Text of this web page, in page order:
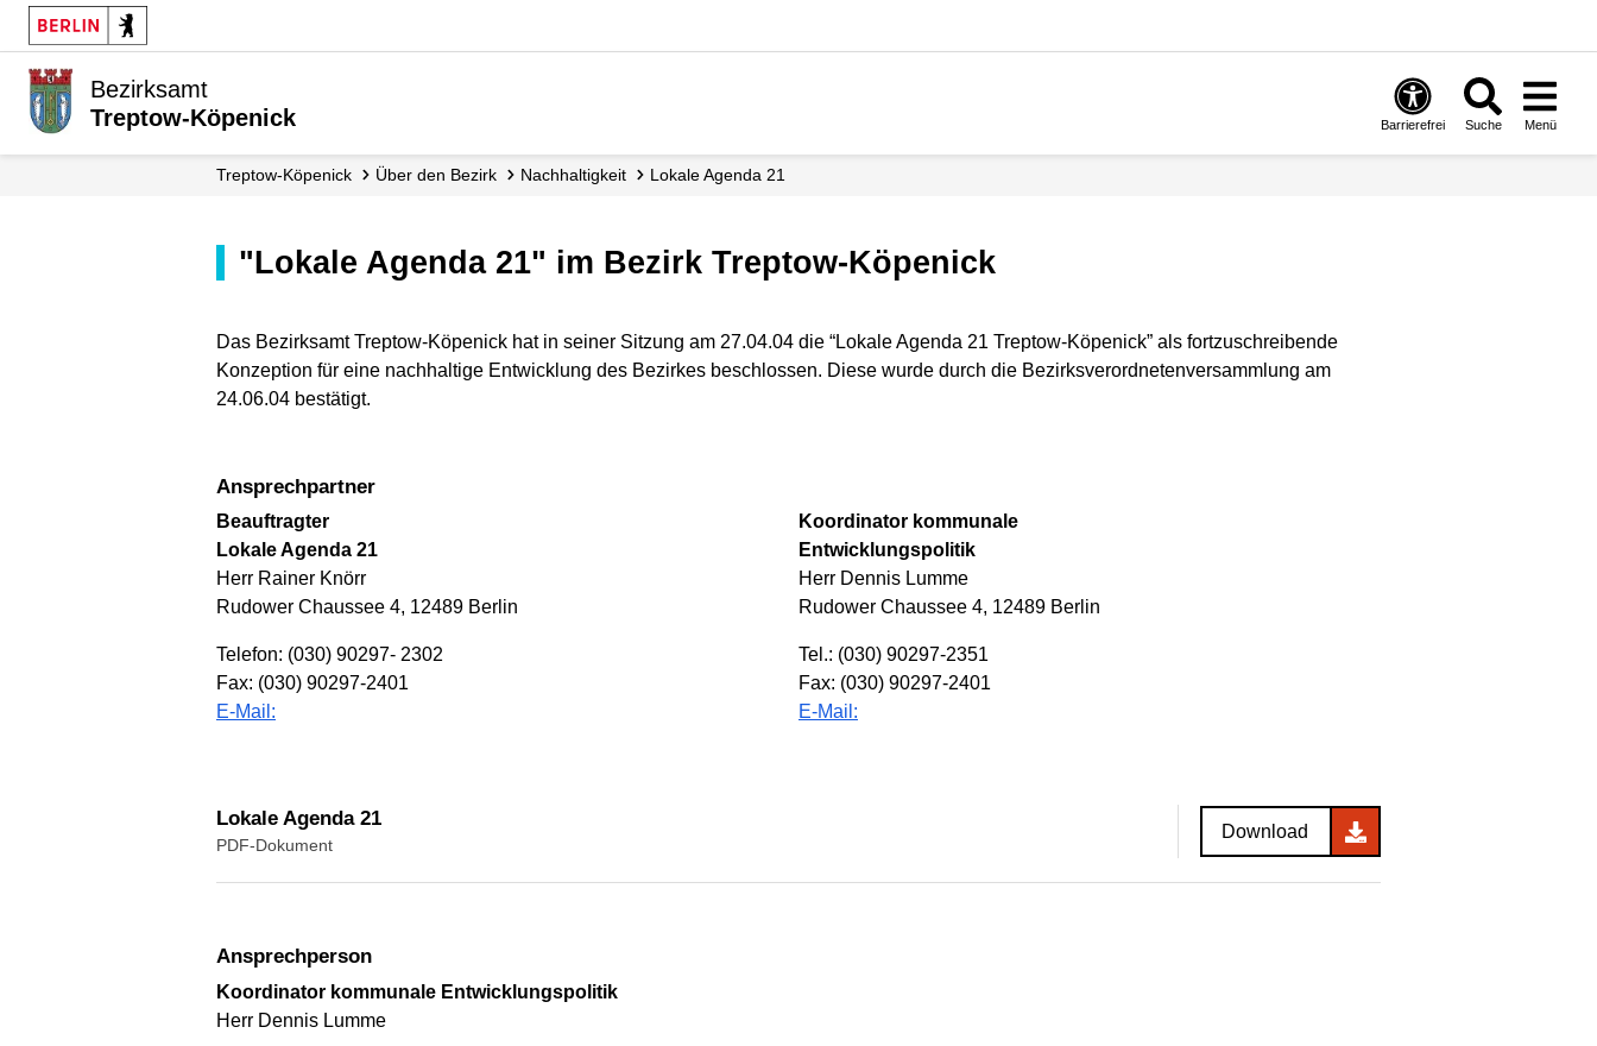
Bezirksamt
Treptow-Köpenick
Barrierefrei Suche Menü
Treptow-Köpenick Über den Bezirk Nachhaltigkeit Lokale Agenda 21
"Lokale Agenda 21" im Bezirk Treptow-Köpenick
Das Bezirksamt Treptow-Köpenick hat in seiner Sitzung am 27.04.04 die “Lokale Agenda 21 Treptow-Köpenick” als fortzuschreibende
Konzeption für eine nachhaltige Entwicklung des Bezirkes beschlossen. Diese wurde durch die Bezirksverordnetenversammlung am
24.06.04 bestätigt.
Ansprechpartner
Beauftragter
Lokale Agenda 21
Herr Rainer Knörr
Rudower Chaussee 4, 12489 Berlin
Telefon: (030) 90297- 2302
Fax: (030) 90297-2401
E-Mail:
Koordinator kommunale
Entwicklungspolitik
Herr Dennis Lumme
Rudower Chaussee 4, 12489 Berlin
Tel.: (030) 90297-2351
Fax: (030) 90297-2401
E-Mail:
Lokale Agenda 21
PDF-Dokument
Download
Ansprechperson
Koordinator kommunale Entwicklungspolitik
Herr Dennis Lumme